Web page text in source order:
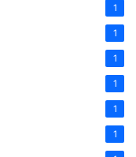
1
1
1
1
1
1